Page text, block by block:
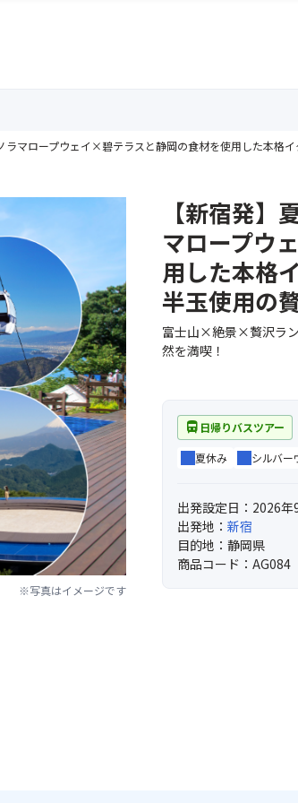
ラマロープウェイ×碧テラスと静岡の食材を使用した本格
※写真はイメージです
【新宿発
マロープウ
用した本格
半玉使用の
富士山×絶景×贅沢ラ
然を満喫！
directions_bus 日帰りバスツアー
夏休み
シルバー
出発設定日：2026
出発地：新宿
目的地：静岡県
商品コード：AG084